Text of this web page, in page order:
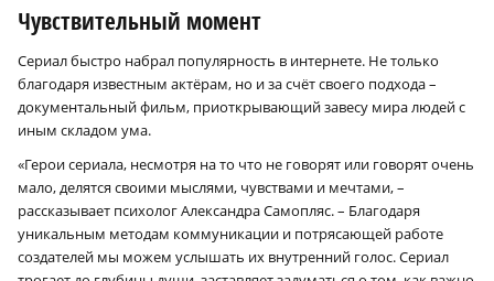
Чувствительный момент
Сериал быстро набрал популярность в интернете. Не только
благодаря известным актёрам, но и за счёт своего подхода –
документальный фильм, приоткрывающий завесу мира людей с
иным складом ума.
«Герои сериала, несмотря на то что не говорят или говорят очень
мало, делятся своими мыслями, чувствами и мечтами, –
рассказывает психолог Александра Самопляс. – Благодаря
уникальным методам коммуникации и потрясающей работе
создателей мы можем услышать их внутренний голос. Сериал